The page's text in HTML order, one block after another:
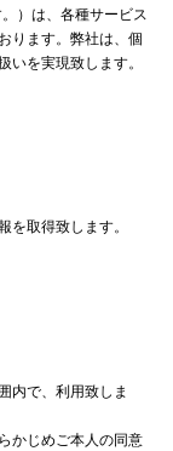
）は、各種サービス
ります。弊社は、個
を実現致します。
取得致します。
内で、利用致しま
かじめご本人の同意